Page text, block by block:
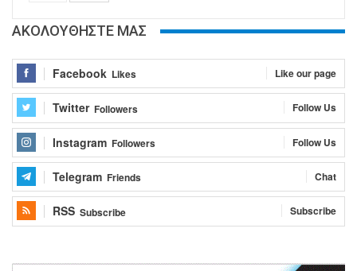
ΑΚΟΛΟΥΘΗΣΤΕ ΜΑΣ
Facebook Likes Like our page
Twitter Followers Follow Us
Instagram Followers Follow Us
Telegram Friends Chat
RSS Subscribe Subscribe